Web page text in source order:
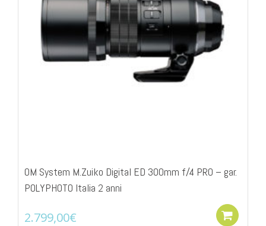
OM System M.Zuiko Digital ED 300mm f/4 PRO – gar.
POLYPHOTO Italia 2 anni
2.799,00€